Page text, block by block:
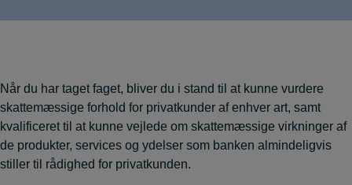
Når du har taget faget, bliver du i stand til at kunne vurdere
skattemæssige forhold for privatkunder af enhver art, samt
kvalificeret til at kunne vejlede om skattemæssige virkninger af
de produkter, services og ydelser som banken almindeligvis
stiller til rådighed for privatkunden.